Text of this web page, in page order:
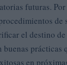
futuras.
de
el destino
buenas prácticas
en